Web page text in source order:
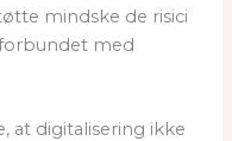
mindske de risici
med
at digitalisering ikke